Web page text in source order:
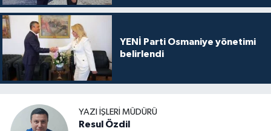
YENİ Parti Osmaniye yönetimi
belirlendi
YAZI İŞLERI MÜDÜRÜ
Resul Özdil